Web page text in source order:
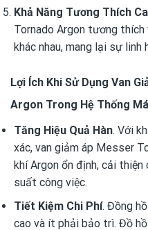
Khả Năng Tương Thích
Tornado Argon tương thích
khác nhau, mang lại sự
Lợi Ích Khi Sử Dụng Van
Argon Trong Hệ Thống
Tăng Hiệu Quả Hàn. Với
xác, van giảm áp Messer
khí Argon ổn định, cải
suất công việc.
Tiết Kiệm Chi Phí. Đồng
cao và ít phải bảo trì. Đồ